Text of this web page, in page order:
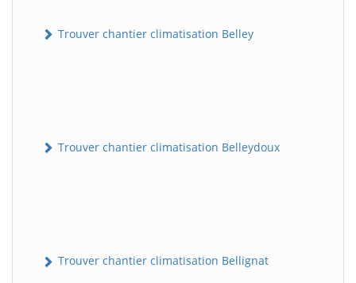
Trouver chantier climatisation Belley
Trouver chantier climatisation Belleydoux
Trouver chantier climatisation Bellignat